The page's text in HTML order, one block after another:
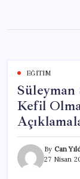
content
EĞITIM
Süleyman
Kefil
By Can
27 Nisan